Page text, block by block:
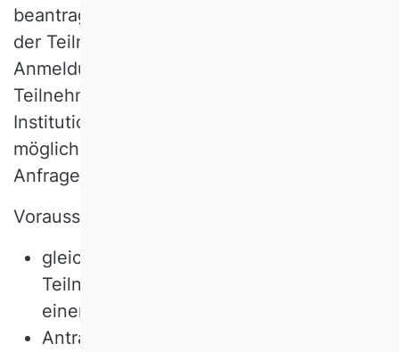
beantragen. Der Rabatt in Höhe von 10 %
der Teilnahmegebühr wird bei gleichzeitiger
Anmeldung ab drei zahlenden
Teilnehmerinnen oder Teilnehmern einer
Institution gewährt und ist nur auf Antrag
möglich. Bei Interesse senden Sie bitte Ihre
Anfrage an info(at)vhbonline(dot)org.
Voraussetzungen:
gleichzeitige Anmeldung der
Teilnehmerinnen oder der Teilnehmer zu
einem Kurs
Antrag VHB-Mitgliedschaft